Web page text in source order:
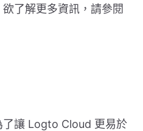
了解更多資訊，請參閱
了讓 Logto Cloud 更易於